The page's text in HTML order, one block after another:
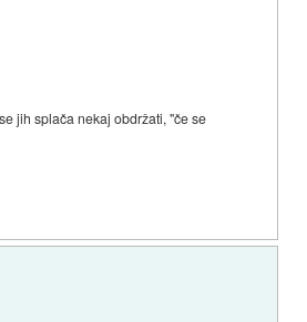
jih splača nekaj obdržati, "če se